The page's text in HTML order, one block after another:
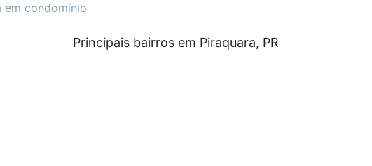
de compra, veja em nosso portal quanto custa comprar
Loft, com você até as chaves.
em condomínio
Principais bairros em Piraquara, PR